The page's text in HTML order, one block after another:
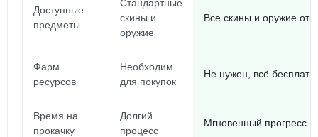
Доступные
предметы
Стандартные
скины и
оружие
Все скины и оружие
Фарм
ресурсов
Необходим
для покупок
Не нужен, всё
Время на
прокачку
Долгий
процесс
Мгновенный прогресс